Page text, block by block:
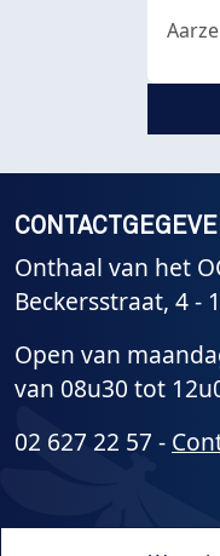
Onthaal van het
Beckersstraat, 4 -
Open van
van 08u30 tot
02 627 22 57 -